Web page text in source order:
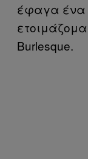
έφαγα ένα
Burlesque.